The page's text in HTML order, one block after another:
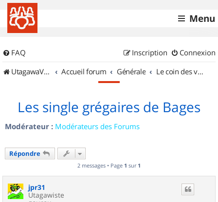
Menu
FAQ Connexion
Inscription
UtagawaVTT (Randos VTT et VTTAE avec traces GPS)
Accueil forum Générale Le coin des vidéastes
Les single grégaires de Bages
Modérateur : Modérateurs des Forums
Répondre
2 messages • Page 1 sur 1
jpr31
Utagawiste